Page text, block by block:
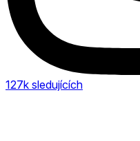
127k sledujících